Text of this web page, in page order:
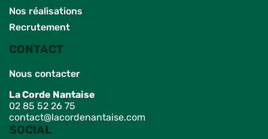
Nos réalisations
Recrutement
CONTACT
Nous contacter
La Corde Nantaise
02 85 52 26 75
contact@lacordenantaise.com
SOCIAL